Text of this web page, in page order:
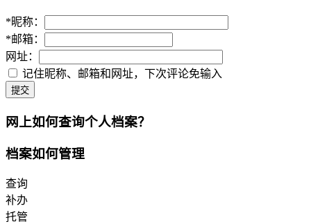
*昵称：
*邮箱：
网址：
记住昵称、邮箱和网址，下次评论免输入
提交
网上如何查询个人档案？
档案如何管理
查询
补办
托管